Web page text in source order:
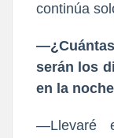
continúa
serán los
en la
—Llevaré